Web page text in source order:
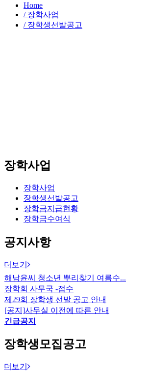
Home
/ 장학사업
/ 장학생선발공고
장학사업
장학사업
장학생선발공고
장학금지급현황
장학금수여식
공지사항
더보기
해남윤씨 청소년 뿌리찾기 여름수...
장학회 사무국 -접수
제29회 장학생 선발 공고 안내
[공지]사무실 이전에 따른 안내
긴급공지
장학생모집공고
더보기